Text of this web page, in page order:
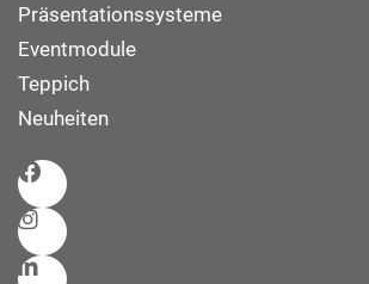
Präsentationssysteme
Eventmodule
Teppich
Neuheiten